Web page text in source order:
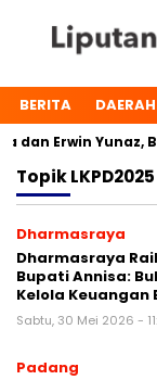
BERITA DAERAH
Erwin Yunaz,
TopikLKPD2025
Dharmasraya
Dharmasraya
Bupati Annisa:
Kelola Keuangan
Sabtu, 30 Mei 2026 -
Padang